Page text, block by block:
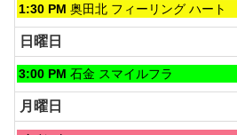
土
曜
日,
8
月
1st
2026
1:30 PM 奥田北 フィーリング ハート
日曜日
日
曜
日,
8
3:00 PM 石金 スマイルフラ
月曜日